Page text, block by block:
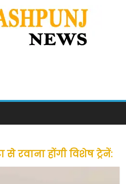
रवाना होंगी विशेष ट्रेनें: